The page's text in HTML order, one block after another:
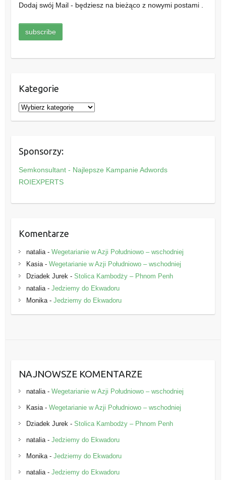
Dodaj swój Mail - będziesz na bieżąco z nowymi postami .
Kategorie
K
a
g
o
r
e
Sponsorzy:
Semkonsultant - Najlepsze Kampanie Adwords
ROIEXPERTS
Komentarze
natalia- Wegetarianie w Azji Południowo – wschodniej
Kasia- Wegetarianie w Azji Południowo – wschodniej
Dziadek Jurek - Stolica Kambodży – Phnom Penh
natalia- Jedziemy do Ekwadoru
Monika- Jedziemy do Ekwadoru
NAJNOWSZE KOMENTARZE
natalia- Wegetarianie w Azji Południowo – wschodniej
Kasia- Wegetarianie w Azji Południowo – wschodniej
Dziadek Jurek - Stolica Kambodży – Phnom Penh
natalia- Jedziemy do Ekwadoru
Monika- Jedziemy do Ekwadoru
natalia- Jedziemy do Ekwadoru